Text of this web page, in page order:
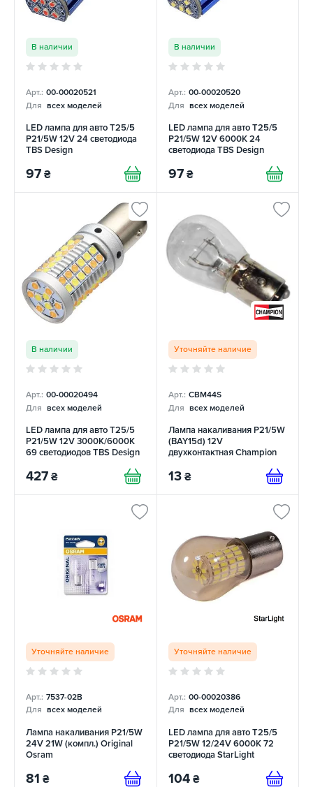
В наличии
Арт.: 00-00020521
Для всех моделей
LED лампа для авто T25/5
P21/5W 12V 24 светодиода
TBS Design
97 ₴
В наличии
Арт.: 00-00020520
Для всех моделей
LED лампа для авто T25/5
P21/5W 12V 6000K 24
светодиода TBS Design
97 ₴
В наличии
Арт.: 00-00020494
Для всех моделей
LED лампа для авто T25/5
P21/5W 12V 3000K/6000K
69 светодиодов TBS Design
427 ₴
Уточняйте наличие
Арт.: CBM44S
Для всех моделей
Лампа накаливания P21/5W
(BAY15d) 12V
двухконтактная Champion
13 ₴
Уточняйте наличие
Арт.: 7537-02B
Для всех моделей
Лампа накаливания P21/5W
24V 21W (компл.) Original
Osram
81 ₴
Уточняйте наличие
Арт.: 00-00020386
Для всех моделей
LED лампа для авто T25/5
P21/5W 12/24V 6000K 72
светодиода StarLight
104 ₴